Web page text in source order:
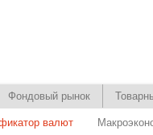
Фондовый рынок
валют